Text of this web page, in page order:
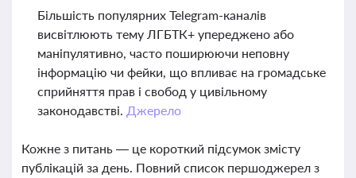
Більшість популярних Telegram-каналів
висвітлюють тему ЛГБТК+ упереджено або
маніпулятивно, часто поширюючи неповну
інформацію чи фейки, що впливає на громадське
сприйняття прав і свобод у цивільному
законодавстві. Джерело
Кожне з питань — це короткий підсумок змісту
публікацій за день. Повний список першоджерел з